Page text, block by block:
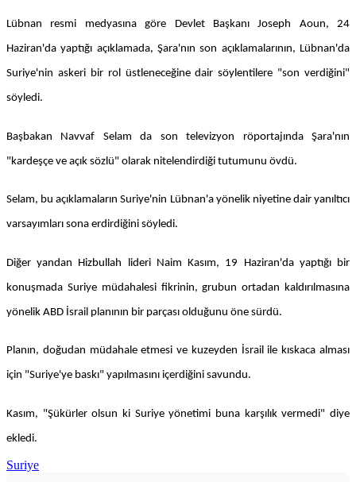
Lübnan resmi medyasına göre Devlet Başkanı Joseph Aoun, 24
Haziran'da yaptığı açıklamada, Şara'nın son açıklamalarının, Lübnan'da
Suriye'nin askeri bir rol üstleneceğine dair söylentilere "son verdiğini"
söyledi.
Başbakan Navvaf Selam da son televizyon röportajında Şara'nın
"kardeşçe ve açık sözlü" olarak nitelendirdiği tutumunu övdü.
Selam, bu açıklamaların Suriye'nin Lübnan'a yönelik niyetine dair yanıltıcı
varsayımları sona erdirdiğini söyledi.
Diğer yandan Hizbullah lideri Naim Kasım, 19 Haziran'da yaptığı bir
konuşmada Suriye müdahalesi fikrinin, grubun ortadan kaldırılmasına
yönelik ABD İsrail planının bir parçası olduğunu öne sürdü.
Planın, doğudan müdahale etmesi ve kuzeyden İsrail ile kıskaca alması
için "Suriye'ye baskı" yapılmasını içerdiğini savundu.
Kasım, "Şükürler olsun ki Suriye yönetimi buna karşılık vermedi" diye
ekledi.
Suriye